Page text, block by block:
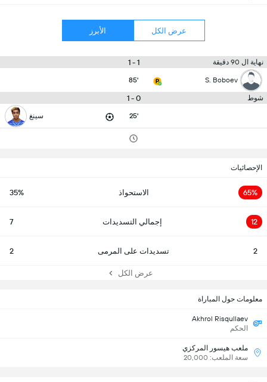
عرض الكل الأبرز
نهاية ال 90 دقيقة 1 - 1
S. Boboev
85'
شوط 0 - 1
25' سينغ
الإحصائيات
65% الاستحواذ 35%
12 إجمالي التسديدات 7
2 تسديدات على المرمى 2
عرض الكل
معلومات حول المباراة
Akhrol Risqullaev
الحكم
ملعب هيسور المركزي
سعة الملعب: 20,000